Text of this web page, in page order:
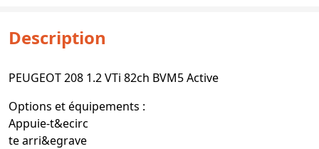
Description
PEUGEOT 208 1.2 VTi 82ch BVM5 Active
Options et équipements :
Appuie-t&ecirc
te arri&egrave